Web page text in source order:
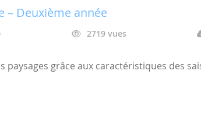
– Deuxième année
2719 vues
paysages grâce aux caractéristiques des